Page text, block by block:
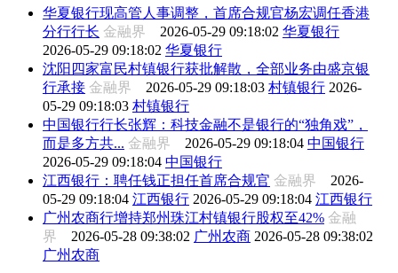
华夏银行现高管人事调整，首席合规官杨宏调任香港
分行行长 金融界 2026-05-29 09:18:02 华夏银行
2026-05-29 09:18:02 华夏银行
沈阳四家富民村镇银行获批解散，全部业务由盛京银
行承接 金融界 2026-05-29 09:18:03 村镇银行 2026-
05-29 09:18:03 村镇银行
中国银行行长张辉：科技金融不是银行的“独角戏”，
而是多方共... 金融界 2026-05-29 09:18:04 中国银行
2026-05-29 09:18:04 中国银行
江西银行：聘任钱正担任首席合规官 金融界 2026-
05-29 09:18:04 江西银行 2026-05-29 09:18:04 江西银行
广州农商行增持郑州珠江村镇银行股权至42% 金融
界 2026-05-28 09:38:02 广州农商 2026-05-28 09:38:02
广州农商